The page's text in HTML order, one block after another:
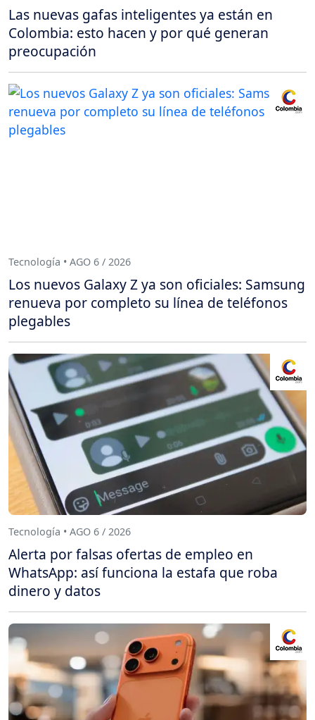
Las nuevas gafas inteligentes ya están en
Colombia: esto hacen y por qué generan
preocupación
Tecnología • AGO 6 / 2026
Los nuevos Galaxy Z ya son oficiales: Samsung
renueva por completo su línea de teléfonos
plegables
Tecnología • AGO 6 / 2026
Alerta por falsas ofertas de empleo en
WhatsApp: así funciona la estafa que roba
dinero y datos